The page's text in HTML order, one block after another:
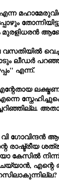
മുരളിധരൻ
വസതിയിൽ
ലീഡർ
എന്ന്.
ഗോവിന്ദൻ
രാഷ്ട്രീയ
നിന്ന്
എന്റെ
--